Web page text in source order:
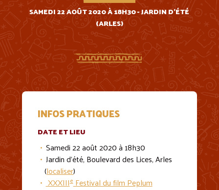
SAMEDI 22 AOÛT 2020 À 18H30 - JARDIN D'ÉTÉ
(ARLES)
INFOS PRATIQUES
DATE ET LIEU
Samedi 22 août 2020 à 18h30
Jardin d'été, Boulevard des Lices, Arles
(localiser)
XXXIIIeFestival du film Peplum